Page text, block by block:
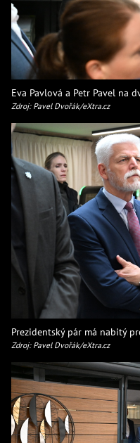
Eva Pavlová a Petr Pavel na
Zdroj: Pavel Dvořák/eXtra.cz
Prezidentský pár má nabitý
Zdroj: Pavel Dvořák/eXtra.cz